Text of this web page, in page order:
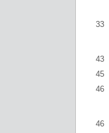
33
43
45
46
46